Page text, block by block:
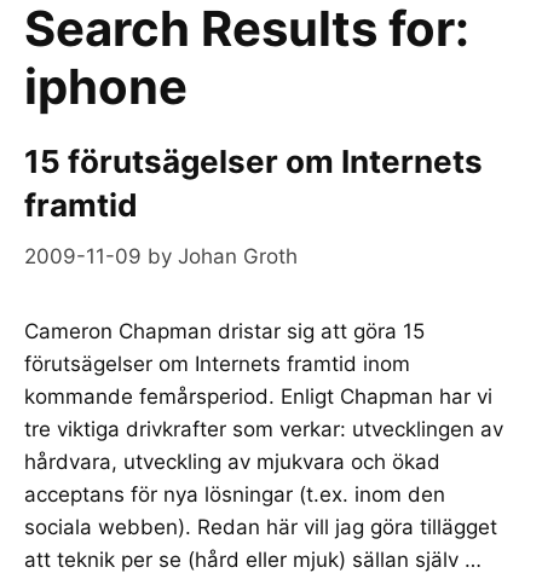
Search Results for:
iphone
15 förutsägelser om Internets
framtid
2009-11-09 by Johan Groth
Cameron Chapman dristar sig att göra 15
förutsägelser om Internets framtid inom
kommande femårsperiod. Enligt Chapman har vi
tre viktiga drivkrafter som verkar: utvecklingen av
hårdvara, utveckling av mjukvara och ökad
acceptans för nya lösningar (t.ex. inom den
sociala webben). Redan här vill jag göra tillägget
att teknik per se (hård eller mjuk) sällan själv …